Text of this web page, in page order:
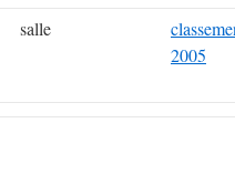
salle
2005